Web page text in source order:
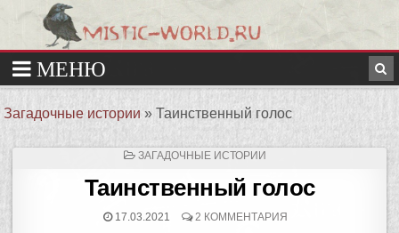
Загадочные истории»Таинственный голос
ОПУБЛИКОВАНО
ЗАГАДОЧНЫЕ ИСТОРИИ
Таинственный голос
17.03.2021 2 КОММЕНТАРИЯ